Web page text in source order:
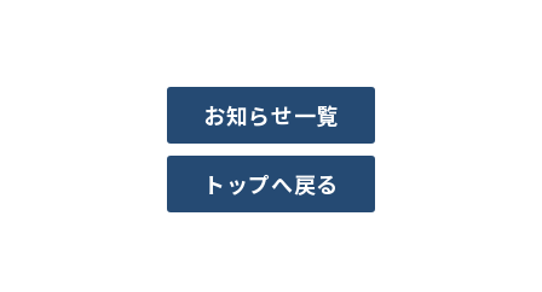
お知らせ一覧
トップへ戻る